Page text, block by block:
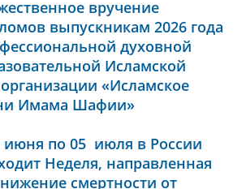
вручение
выпускникам 2026 года
духовной
Исламской
«Исламское
Имама Шафии»
июня по 05 июля в России
Неделя, направленная
смертности от